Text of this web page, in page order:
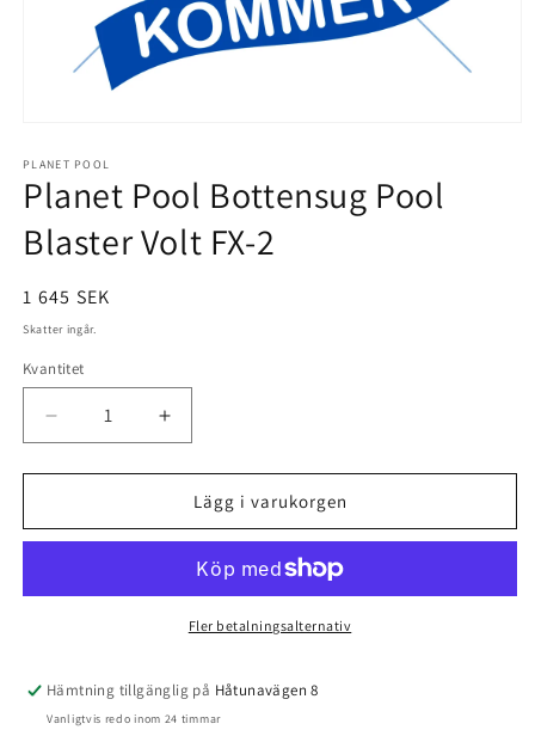
1
i
modalfönster
PLANET POOL
Planet Pool Bottensug Pool
Blaster Volt FX-2
Ordinarie
pris
1 645 SEK
Skatter ingår.
Kvantitet
Minska
kvantitet
för
Pool
Blaster
Öka
kvantitet
för
Planet
Pool
Pool
Blaster
Volt
Lägg i varukorgen
Fler betalningsalternativ
Hämtning tillgänglig på Håtunavägen 8
Vanligtvis redo inom 24 timmar